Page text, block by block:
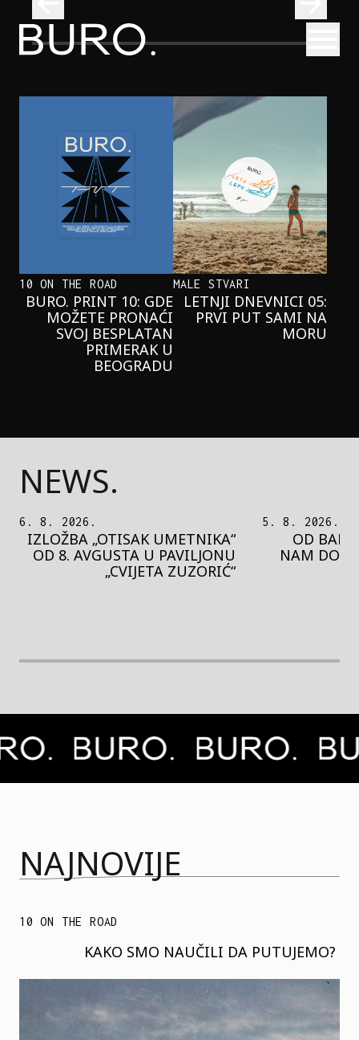
BURO.
NEOBIČNA PRIČA O BLIZNAKINJAMA
KOJE SU INSPIRISALE NOVI
HERCOGOV FILM
10 ON THE ROAD
BURO. PRINT 10: GDE
MOŽETE PRONAĆI
SVOJ BESPLATAN
PRIMERAK U
BEOGRADU
MALE STVARI
LETNJI DNEVNICI 05:
PRVI PUT SAMI NA
MORU
NEWS.
5. 8. 2026.
OD BAROKA DO REJVA: ŠTA
NAM DONOSI NOVI BUPBAP
FESTIVAL?
5. 8. 2026.
PEDJA
MOTIVE
NAJNOVIJE
10 ON THE ROAD
KAKO SMO NAUČILI DA PUTUJEMO?